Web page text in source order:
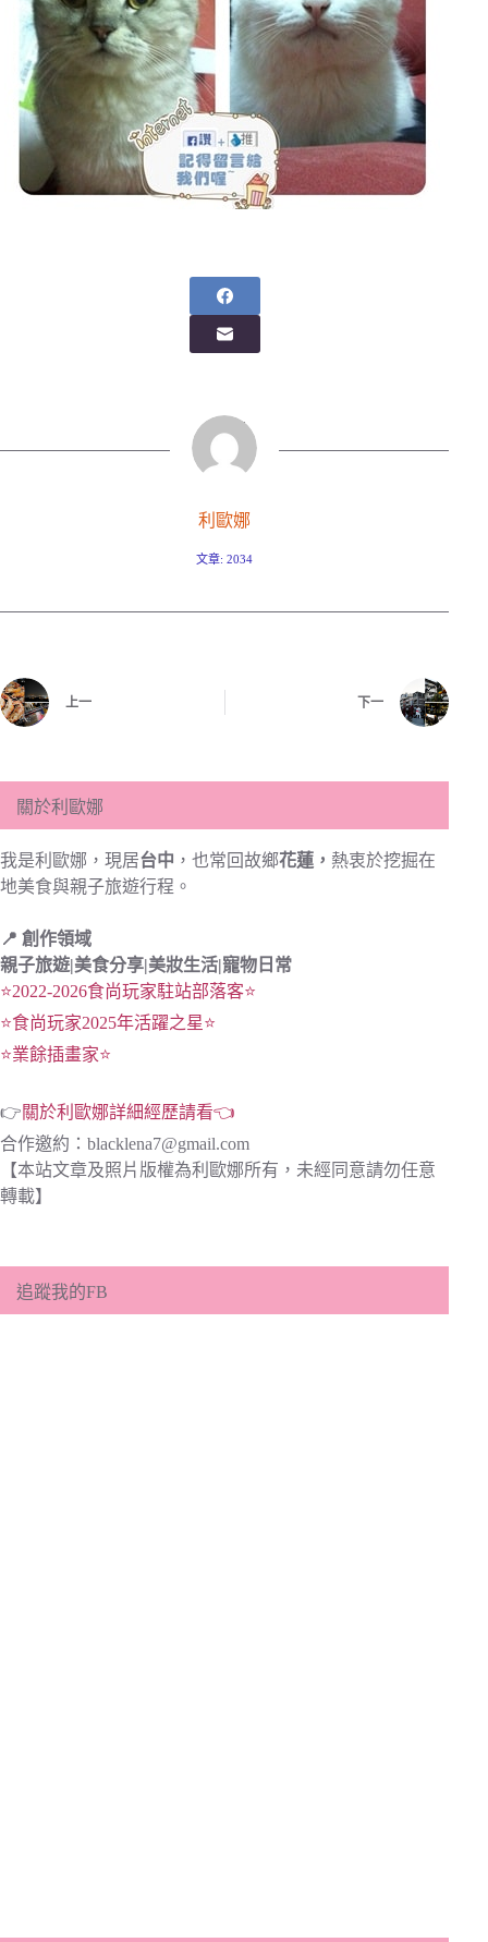
利歐娜
文章: 2034
上一 下一
關於利歐娜
我是利歐娜，現居台中 ，也常回故鄉花蓮， 熱衷於挖掘在
地美食與親子旅遊行程。
📍 創作領域
親子旅遊|美食分享|美妝生活|寵物日常
⭐2022-2026食尚玩家駐站部落客⭐
⭐食尚玩家2025年活躍之星⭐
⭐業餘插畫家⭐
👉關於利歐娜詳細經歷請看👈
合作邀約： blacklena7@gmail.com
【本站文章及照片版權為利歐娜所有，未經同意請勿任意
轉載】
追蹤我的FB